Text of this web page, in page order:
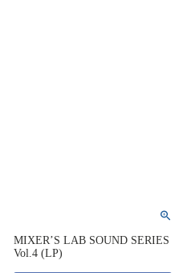
MIXER’S LAB SOUND SERIES
Vol.4 (LP)